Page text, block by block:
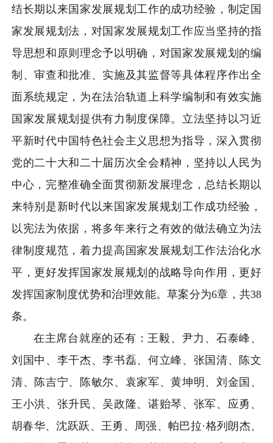
结长期以来国家发展规划工作的成功经验，制定国
家发展规划法，对国家发展规划工作应当坚持的指
导思想和原则理念予以明确，对国家发展规划的编
制、审查和批准、实施及其监督等具体程序作出全
面系统规定，为在法治轨道上科学编制和有效实施
国家发展规划提供有力制度保障。立法坚持以习近
平新时代中国特色社会主义思想为指导，深入贯彻
党的二十大和二十届历次全会精神，坚持以人民为
中心，完整准确全面贯彻新发展理念，总结长期以
来特别是新时代以来国家发展规划工作成功经验，
以宪法为依据，将多年来行之有效的做法确立为法
律制度规范，着力提高国家发展规划工作法治化水
平，更好发挥国家发展规划的战略导向作用，更好
发挥国家制度优势和治理效能。草案分为6章，共38
条。
在主席台就座的还有：王毅、尹力、石泰峰、
刘国中、李干杰、李书磊、何立峰、张国清、陈文
清、陈吉宁、陈敏尔、袁家军、黄坤明、刘金国、
王小洪、张升民、吴政隆、谌贻琴、张军、应勇、
胡春华、沈跃跃、王勇、周强、帕巴拉·格列朗杰、